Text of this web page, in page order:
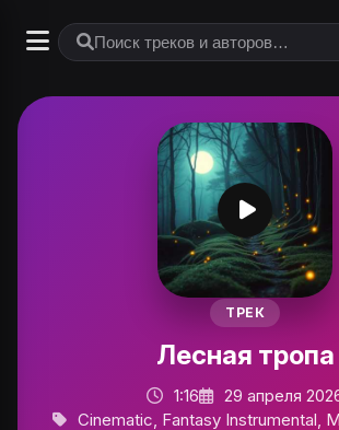
ТРЕК
Лесная тропа
1:16
29 апреля
Cinematic, Fantasy Instrumental,